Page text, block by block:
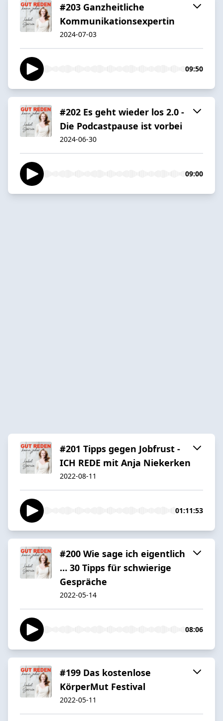
#203 Ganzheitliche
Kommunikationsexpertin
2024-07-03
09:50
#202 Es geht wieder los 2.0 -
Die Podcastpause ist vorbei
2024-06-30
09:00
#201 Tipps gegen Jobfrust -
ICH REDE mit Anja Niekerken
2022-08-11
01:11:53
#200 Wie sage ich eigentlich
… 30 Tipps für schwierige
Gespräche
2022-05-14
08:06
#199 Das kostenlose
KörperMut Festival
2022-05-11